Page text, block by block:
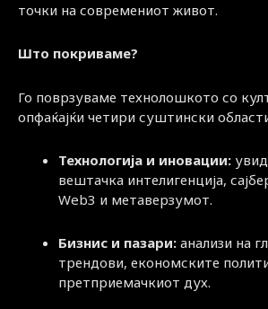
точки на современиот живот.
Што покриваме?
Го поврзуваме технолошкото со
опфаќајќи четири суштински
Технологија и иновации:
вештачка интелигенција,
Web3 и метаверзумот.
Бизнис и пазари: анализи на
трендови, економските
претприемачкиот дух.